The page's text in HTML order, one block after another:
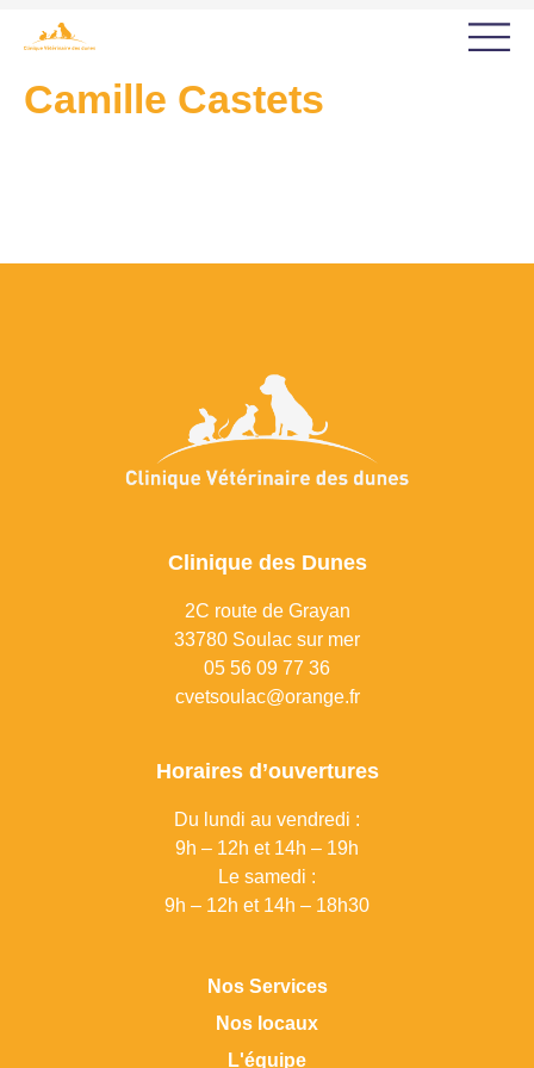
Camille Castets
Clinique des Dunes
2C route de Grayan
33780 Soulac sur mer
05 56 09 77 36
cvetsoulac@orange.fr
Horaires d’ouvertures
Du lundi au vendredi :
9h – 12h et 14h – 19h
Le samedi :
9h – 12h et 14h – 18h30
Nos Services
Nos locaux
L'équipe